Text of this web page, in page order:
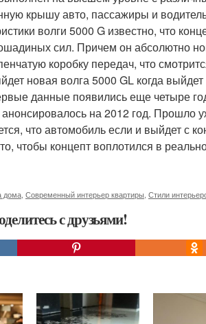
крышу авто, пассажиры и
волги 5000 G известно, что
сил. Причем он абсолютно
коробку передач, что
новая волга 5000 GL когда
данные появились еще четыре
на 2012 год. Прошло
что автомобиль если и выйдет с
чтобы концепт воплотился в
дома Современный интерьер квартиры Стили
с друзьями!